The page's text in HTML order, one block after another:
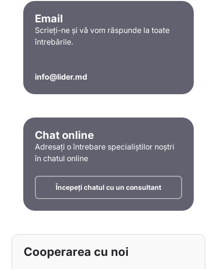
Email
Scrieți-ne și vă vom răspunde la toate
întrebările.
info@lider.md
Chat online
Adresați o întrebare specialiștilor noștri
în chatul online
Începeți chatul cu un consultant
Cooperarea cu noi